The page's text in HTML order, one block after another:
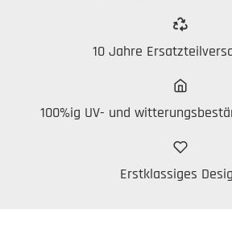
10 Jahre
100%ig UV- und
Erstklassiges